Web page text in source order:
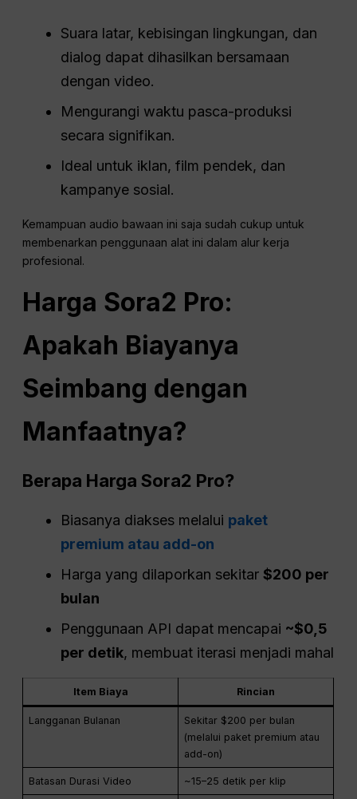
Suara latar, kebisingan lingkungan, dan
dialog dapat dihasilkan bersamaan
dengan video.
Mengurangi waktu pasca-produksi
secara signifikan.
Ideal untuk iklan, film pendek, dan
kampanye sosial.
Kemampuan audio bawaan ini saja sudah cukup untuk
membenarkan penggunaan alat ini dalam alur kerja
profesional.
Harga Sora2 Pro:
Apakah Biayanya
Seimbang dengan
Manfaatnya?
Berapa Harga Sora2 Pro?
Biasanya diakses melalui paket
premium atau add-on
Harga yang dilaporkan sekitar$200 per
bulan
Penggunaan API dapat mencapai ~$0,5
per detik, membuat iterasi menjadi mahal
Item Biaya Rincian
Langganan Bulanan
Sekitar $200 per bulan
(melalui paket premium atau
add-on)
Batasan Durasi Video ~15–25 detik per klip